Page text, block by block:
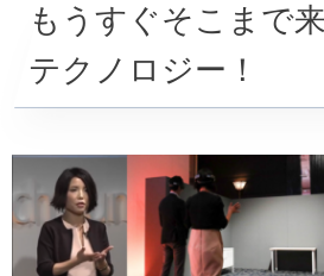
もうすぐそこまで
テクノロジー！